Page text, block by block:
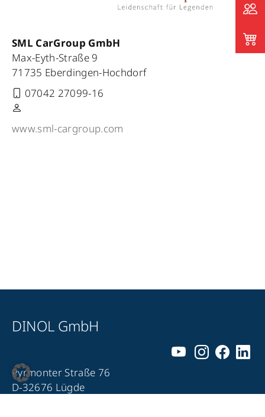
SML CarGroup GmbH
Max-Eyth-Straße 9
71735 Eberdingen-Hochdorf
07042 27099-16
www.sml-cargroup.com
DINOL GmbH
Pyrmonter Straße 76
D-32676 Lügde